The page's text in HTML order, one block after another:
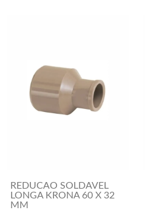
REDUCAO SOLDAVEL
LONGA KRONA 60 X 32
MM